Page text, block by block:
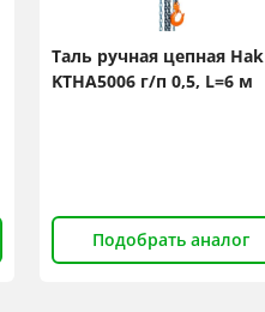
Таль ручная цепная
KTHA5006 г/п 0,5, L=6 м
Подобрать аналог